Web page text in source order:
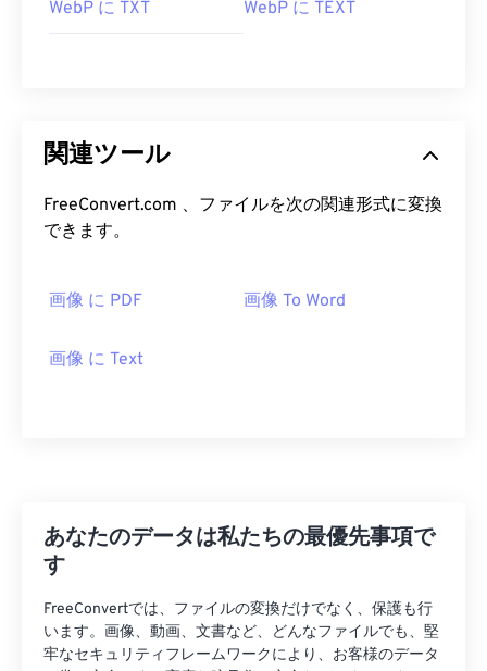
WebP に TXT WebP に TEXT
関連ツール
FreeConvert.com 、ファイルを次の関連形式に変換
できます。
画像 に PDF 画像 To Word
画像 に Text
あなたのデータは私たちの最優先事項で
す
FreeConvertでは、ファイルの変換だけでなく、保護も行
います。画像、動画、文書など、どんなファイルでも、堅
牢なセキュリティフレームワークにより、お客様のデータ